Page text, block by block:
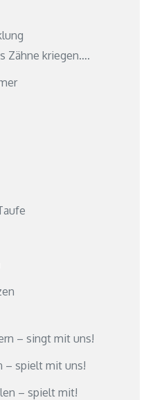
Zähne kriegen….
– singt mit uns!
– spielt mit uns!
– spielt mit!